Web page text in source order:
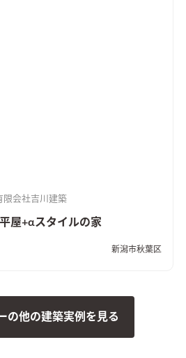
限会社吉川建築
屋+αスタイルの家
新潟市秋葉区
の他の建築実例を見る